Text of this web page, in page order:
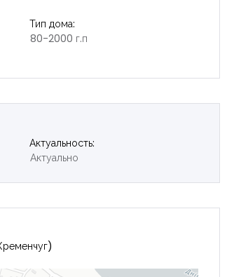
Тип дома:
80-2000 г.п
Актуальность:
Актуально